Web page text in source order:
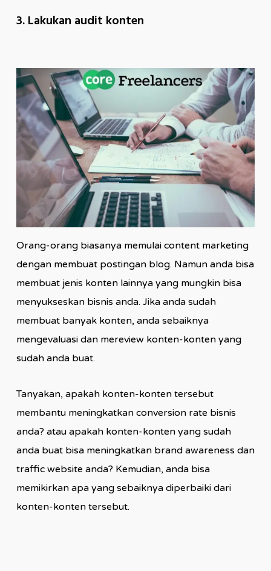
3. Lakukan audit konten
Orang-orang biasanya memulai content marketing
dengan membuat postingan blog. Namun anda bisa
membuat jenis konten lainnya yang mungkin bisa
menyukseskan bisnis anda. Jika anda sudah
membuat banyak konten, anda sebaiknya
mengevaluasi dan mereview konten-konten yang
sudah anda buat.
Tanyakan, apakah konten-konten tersebut
membantu meningkatkan conversion rate bisnis
anda? atau apakah konten-konten yang sudah
anda buat bisa meningkatkan brand awareness dan
traffic website anda? Kemudian, anda bisa
memikirkan apa yang sebaiknya diperbaiki dari
konten-konten tersebut.